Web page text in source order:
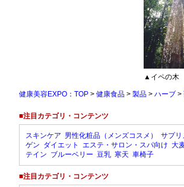
▲イペの木
健康美容EXPO：TOP > 健康食品 > 製品 > ハーブ >
■注目カテゴリ・コンテンツ
スキンケア 男性化粧品（メンズコスメ） サプリ
ゲン ダイエット エステ・サロン・スパ向け 大
テイン ブルーベリー 豆乳 寒天 車椅子
■注目カテゴリ・コンテンツ